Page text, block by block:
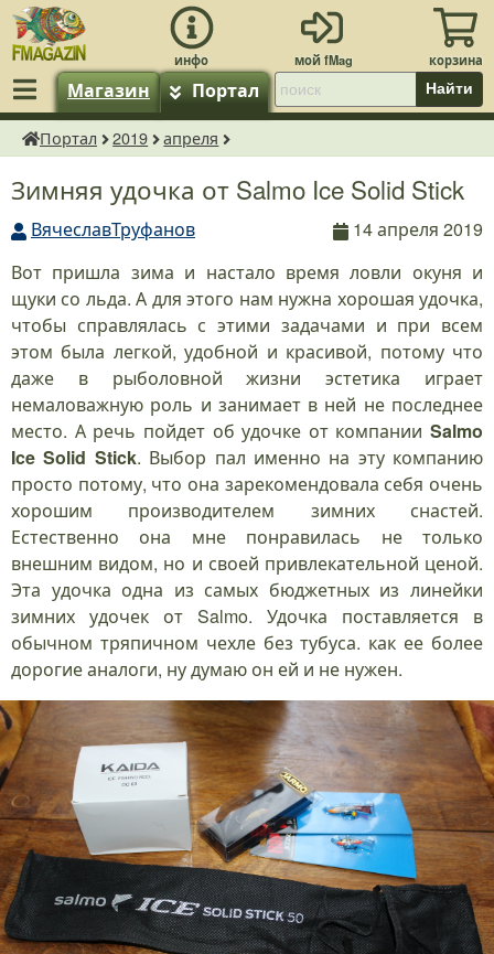
Магазин Портал Найти
fMagazin.ru
Портал 2019 апреля
Зимняя удочка от Salmo Ice Solid Stick
ВячеславТруфанов
14 апреля 2019
Вот пришла зима и настало время ловли окуня и
щуки со льда. А для этого нам нужна хорошая удочка,
чтобы справлялась с этими задачами и при всем
этом была легкой, удобной и красивой, потому что
даже в рыболовной жизни эстетика играет
немаловажную роль и занимает в ней не последнее
место. А речь пойдет об удочке от компании Salmo
Ice Solid Stick. Выбор пал именно на эту компанию
просто потому, что она зарекомендовала себя очень
хорошим производителем зимних снастей.
Естественно она мне понравилась не только
внешним видом, но и своей привлекательной ценой.
Эта удочка одна из самых бюджетных из линейки
зимних удочек от Salmo. Удочка поставляется в
обычном тряпичном чехле без тубуса. как ее более
дорогие аналоги, ну думаю он ей и не нужен.